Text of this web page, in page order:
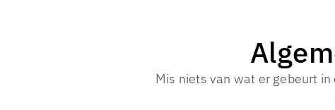
Mis niets van wat er gebeurt